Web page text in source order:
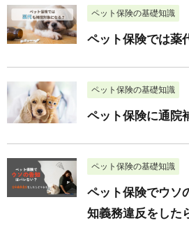
ペット保険の基礎知識
ペット保険では薬
ペット保険の基礎知識
ペット保険に通院
ペット保険の基礎知識
ペット保険でウソ
知義務違反をした